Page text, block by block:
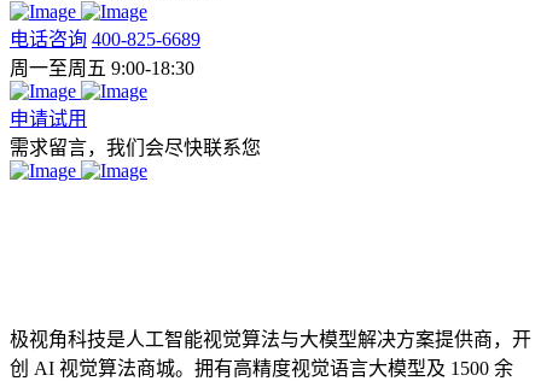
电话咨询 400-825-6689
周一至周五 9:00-18:30
申请试用
需求留言，我们会尽快联系您
极视角科技是人工智能视觉算法与大模型解决方案提供商，开
创 AI 视觉算法商城。拥有高精度视觉语言大模型及 1500 余